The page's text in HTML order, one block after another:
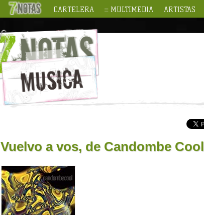
CARTELERA MULTIMEDIA ARTISTAS
Vuelvo a vos, de Candombe Cool